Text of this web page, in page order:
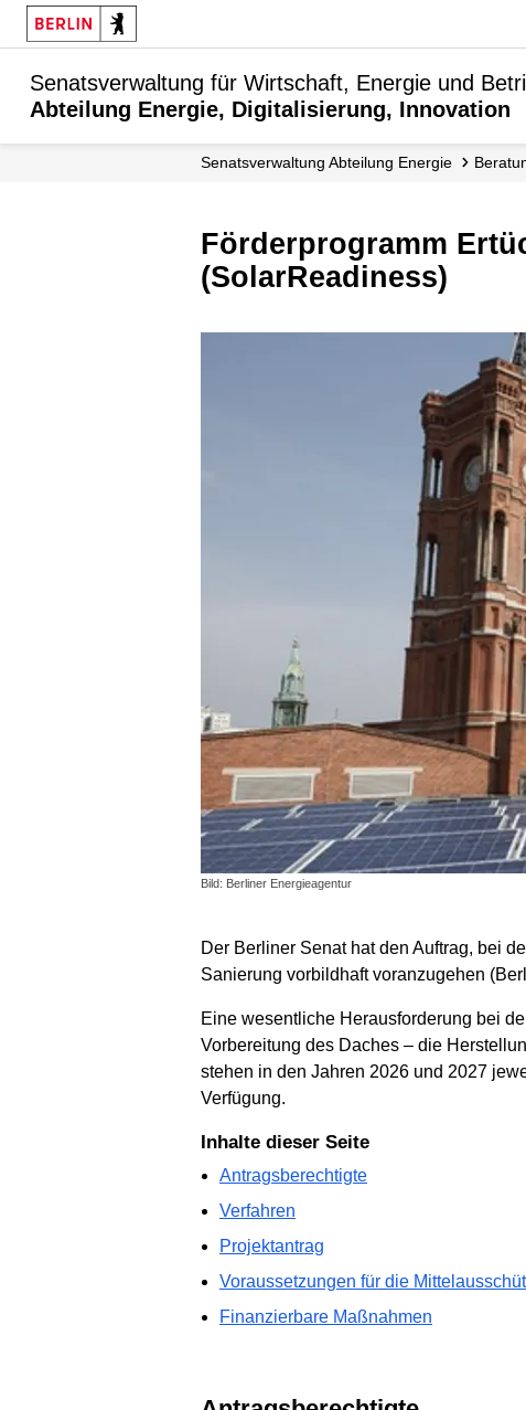
Senatsverwaltung für Wirtschaft, Energie und
Abteilung Energie, Digitalisierung, Innovation
Senats­verwaltung Abteilung Energie
Förderprogramm Ertüchtigung öffentlicher Gebäude für Solaranlagen
(SolarReadiness)
Bild: Berliner Energieagentur
Der Berliner Senat hat den Auftrag, bei
Sanierung vorbildhaft voranzugehen
Eine wesentliche Herausforderung bei
Vorbereitung des Daches – die
stehen in den Jahren 2026 und 2027
Verfügung.
Inhalte dieser Seite
Antragsberechtigte
Verfahren
Projektantrag
Voraussetzungen für die
Finanzierbare Maßnahmen